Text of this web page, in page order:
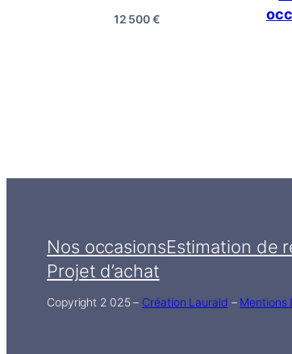
12 500€
Nos occasionsEstimation de
Projet d’achat
Copyright 2 025 – Création Laurald – Mentions